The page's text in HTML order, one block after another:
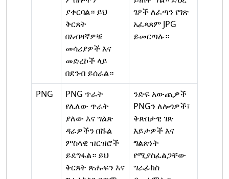
ያቀርባል። ይህ
ቅርጸት
በአብዛኛዎቹ
መሳሪያዎች እና
መድረኮች ላይ
በደንብ ይሰራል።
ገፆች ለፈጣን የገጽ
አፈጻጸም JPG
ይመርጣሉ።
PNG
PNG ጥራት
የሌለው ጥራት
ያለው እና ግልጽ
ዳራዎችን በሹል
ምስላዊ ዝርዝሮች
ይደግፋል። ይህ
ቅርጸት ጽሑፍን እና
ንድፍ አውጪዎች
PNGን ለሎጎዎች፣
ቅጽበታዊ ገጽ
እይታዎች እና
ግልጽነት
የሚያስፈልጋቸው
ግራፊክስ